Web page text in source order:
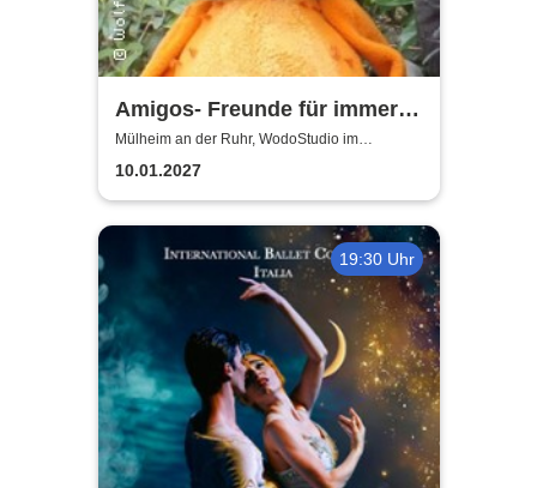
Amigos- Freunde für immer |
WodoStudio im
Ringlokschuppen Ruhr
Mülheim an der Ruhr, WodoStudio im
Ringlokschuppen Ruhr
10.01.2027
19:30 Uhr